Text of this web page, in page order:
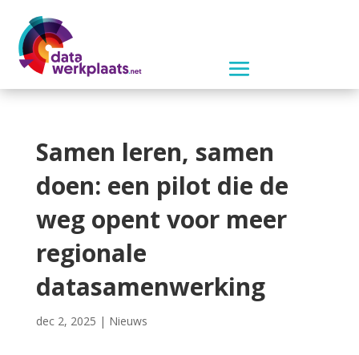
Samen leren, samen
doen: een pilot die de
weg opent voor meer
regionale
datasamenwerking
dec 2, 2025 | Nieuws